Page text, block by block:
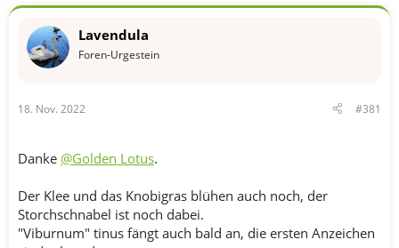
s
e
r
s
e
l
Lavendula
Foren-Urgestein
18. Nov. 2022 #381
Danke @Golden Lotus.
Der Klee und das Knobigras blühen auch noch, der
Storchschnabel ist noch dabei.
"Viburnum" tinus fängt auch bald an, die ersten Anzeichen